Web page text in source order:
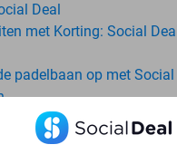
Deal
met Korting: Social
padelbaan op met
in Groningen in